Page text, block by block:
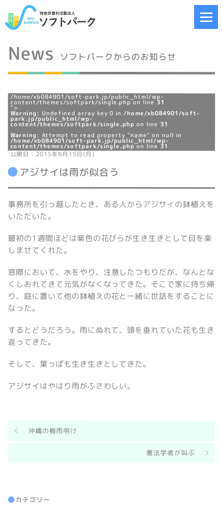
News ソフトパークからのお知らせ
/home/xb084901/soft-park.jp/public_html/wp-
content/themes/softpark/single.php on line 31
">
Warning: Undefined array key 0 in/home/xb084901/soft-
park.jp/public_html/wp-
content/themes/softpark/single.php on line 31
Warning: Attempt to read property "name" on null in
/home/xb084901/soft-park.jp/public_html/wp-
content/themes/softpark/single.php on line 31
公開日：2015年6月15日(月)
アジサイは雨が似合う
事務所を引っ越したとき、ある人からアジサイの鉢植えを
いただいた。
最初の1週間ほどは紫色の花びらが生き生きとして目を楽
しませてくれた。
窓際において、水をやり、注意したつもりだが、なんとな
くしおれてきて元気がなくなってきた。そこで家に持ち帰
り、庭に置いて他の鉢植えの花と一緒に世話をすることに
なった。
するとどうだろう。雨にぬれて、頭を垂れていた花も生き
返ってきた。
そして、葉っぱも生き生きとしてきた。
アジサイはやはり雨がふさわしい。
沖縄の梅雨明け
憲法学者が叫ぶ
カテゴリー